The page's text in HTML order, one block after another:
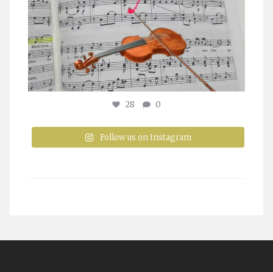
28 0
Follow us on Instagram